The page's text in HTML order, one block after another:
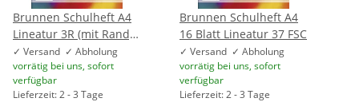
Brunnen Schulheft A4
Lineatur 3R (mit Rand)
16 Blatt
✓ Versand ✓ Abholung
vorrätig bei uns, sofort
verfügbar
Lieferzeit: 2 - 3 Tage
Brunnen Schulheft A4
16 Blatt Lineatur 37 FSC
✓ Versand ✓ Abholung
vorrätig bei uns, sofort
verfügbar
Lieferzeit: 2 - 3 Tage